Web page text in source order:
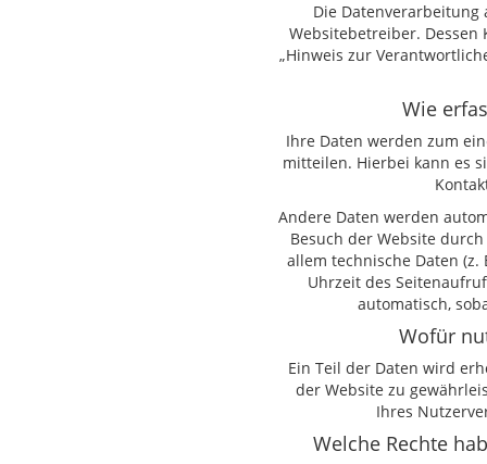
Die
Websitebetreiber. Dessen
„Hinweis zur
Wie
Ihre Daten werden zum
mitteilen. Hierbei kann es
Andere Daten werden
Besuch der Website
allem technische Daten
Uhrzeit des
automatisch,
Wofür
Ein Teil der Daten wird
der Website zu
Ihres
Welche Rechte